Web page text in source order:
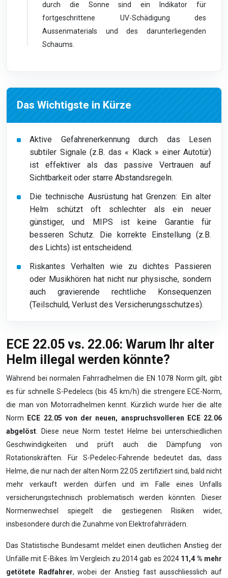
durch die Sonne sind ein Indikator für
fortgeschrittene UV-Schädigung des
Aussenmaterials und des darunterliegenden
Schaums.
Das Wichtigste in Kürze
Aktive Gefahrenerkennung durch das Lesen
subtiler Signale (z.B. das « Klack » einer Autotür)
ist effektiver als das passive Vertrauen auf
Sichtbarkeit oder starre Abstandsregeln.
Die technische Ausrüstung hat Grenzen: Ein alter
Helm schützt oft schlechter als ein neuer
günstiger, und MIPS ist keine Garantie für
besseren Schutz. Die korrekte Einstellung (z.B.
des Lichts) ist entscheidend.
Riskantes Verhalten wie zu dichtes Passieren
oder Musikhören hat nicht nur physische, sondern
auch gravierende rechtliche Konsequenzen
(Teilschuld, Verlust des Versicherungsschutzes).
ECE 22.05 vs. 22.06: Warum Ihr alter
Helm illegal werden könnte?
Während bei normalen Fahrradhelmen die EN 1078 Norm gilt, gibt
es für schnelle S-Pedelecs (bis 45 km/h) die strengere ECE-Norm,
die man von Motorradhelmen kennt. Kürzlich wurde hier die alte
Norm
ECE 22.05 von der neuen, anspruchsvolleren ECE 22.06
abgelöst. Diese neue Norm testet Helme bei unterschiedlichen
Geschwindigkeiten und prüft auch die Dämpfung von
Rotationskräften. Für S-Pedelec-Fahrende bedeutet das, dass
Helme, die nur nach der alten Norm 22.05 zertifiziert sind, bald nicht
mehr verkauft werden dürfen und im Falle eines Unfalls
versicherungstechnisch problematisch werden könnten. Dieser
Normenwechsel spiegelt die gestiegenen Risiken wider,
insbesondere durch die Zunahme von Elektrofahrrädern.
Das Statistische Bundesamt meldet einen deutlichen Anstieg der
Unfälle mit E-Bikes. Im Vergleich zu 2014 gab es 2024 11,4 % mehr
getötete Radfahrer, wobei der Anstieg fast ausschliesslich auf